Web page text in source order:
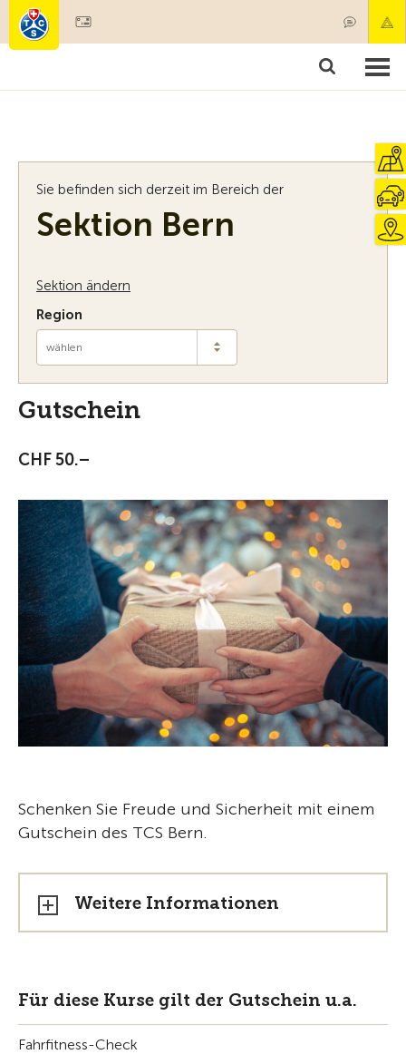
Mitgliedschaft & Leistungen
Sie befinden sich derzeit im Bereich der
Sektion Bern
Sektion ändern
Region
wählen
Gutschein
CHF 50.–
Schenken Sie Freude und Sicherheit mit einem
Gutschein des TCS Bern.
Weitere Informationen
Für diese Kurse gilt der Gutschein u.a.
Fahrfitness-Check